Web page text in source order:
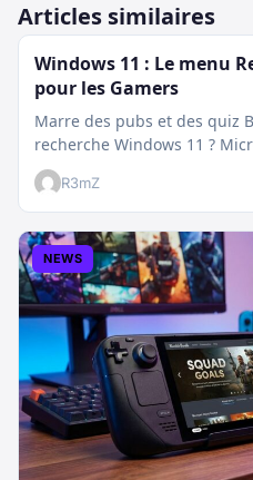
Articles similaires
Windows 11 : Le menu
pour les Gamers
Marre des pubs et des quiz
recherche Windows 11 ?
nettoyage…
R3mZ
NEWS